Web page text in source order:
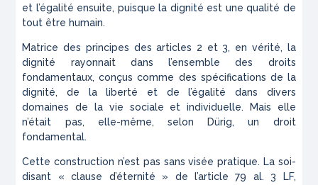
et l’égalité ensuite, puisque la dignité est une qualité de
tout être humain.
Matrice des principes des articles 2 et 3, en vérité, la
dignité rayonnait dans l’ensemble des droits
fondamentaux, conçus comme des spécifications de la
dignité, de la liberté et de l’égalité dans divers
domaines de la vie sociale et individuelle. Mais elle
n’était pas, elle-même, selon Dürig, un droit
fondamental.
Cette construction n’est pas sans visée pratique. La soi-
disant « clause d’éternité » de l’article 79 al. 3 LF,